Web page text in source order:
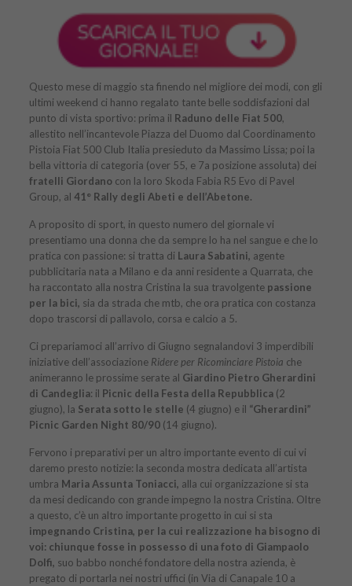
Questo mese di maggio sta finendo nel migliore dei modi, con gli
ultimi weekend ci hanno regalato tante belle soddisfazioni dal
punto di vista sportivo: prima il Raduno delle Fiat 500,
allestito nell’incantevole Piazza del Duomo dal Coordinamento
Pistoia Fiat 500 Club Italia presieduto da Massimo Lissa; poi la
bella vittoria di categoria (over 55, e 7a posizione assoluta) dei
fratelli Giordano con la loro Skoda Fabia R5 Evo di Pavel
Group, al 41° Rally degli Abeti e dell’Abetone.
A proposito di sport, in questo numero del giornale vi
presentiamo una donna che da sempre lo ha nel sangue e che lo
pratica con passione: si tratta di Laura Sabatini, agente
pubblicitaria nata a Milano e da anni residente a Quarrata, che
ha raccontato alla nostra Cristina la sua travolgente passione
per la bici, sia da strada che mtb, che ora pratica con costanza
dopo trascorsi di pallavolo, corsa e calcio a 5.
Ci prepariamoci all’arrivo di Giugno segnalandovi 3 imperdibili
iniziative dell’associazione Ridere per Ricominciare Pistoia che
animeranno le prossime serate al Giardino Pietro Gherardini
di Candeglia: il Picnic della Festa della Repubblica (2
giugno), la Serata sotto le stelle (4 giugno) e il “Gherardini”
Picnic Garden Night 80/90 (14 giugno).
Fervono i preparativi per un altro importante evento di cui vi
daremo presto notizie: la seconda mostra dedicata all’artista
umbra Maria Assunta Toniacci, alla cui organizzazione si sta
da mesi dedicando con grande impegno la nostra Cristina. Oltre
a questo, c’è un altro importante progetto in cui si sta
impegnando Cristina, per la cui realizzazione ha bisogno di
voi: chiunque fosse in possesso di una foto di Giampaolo
Dolfi, suo babbo nonché fondatore della nostra azienda, è
pregato di portarla nei nostri uffici (in Via di Canapale 10 a